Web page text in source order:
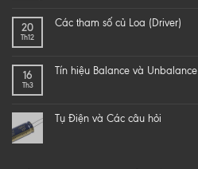
speaker
loa
Z
ĐỂ
CHẤT
20
Th12
Các tham số củ Loa (Driver)
16
Th3
Tín hiệu Balance và Unbalance
Tụ Điện và Các câu hỏi